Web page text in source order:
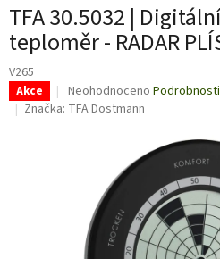
TFA 30.5032 |
teploměr - RADAR
V265
Akce
Průměrné
hodnocení
hvězdiček.
Neohodnoceno
Značka: TFA Dostmann